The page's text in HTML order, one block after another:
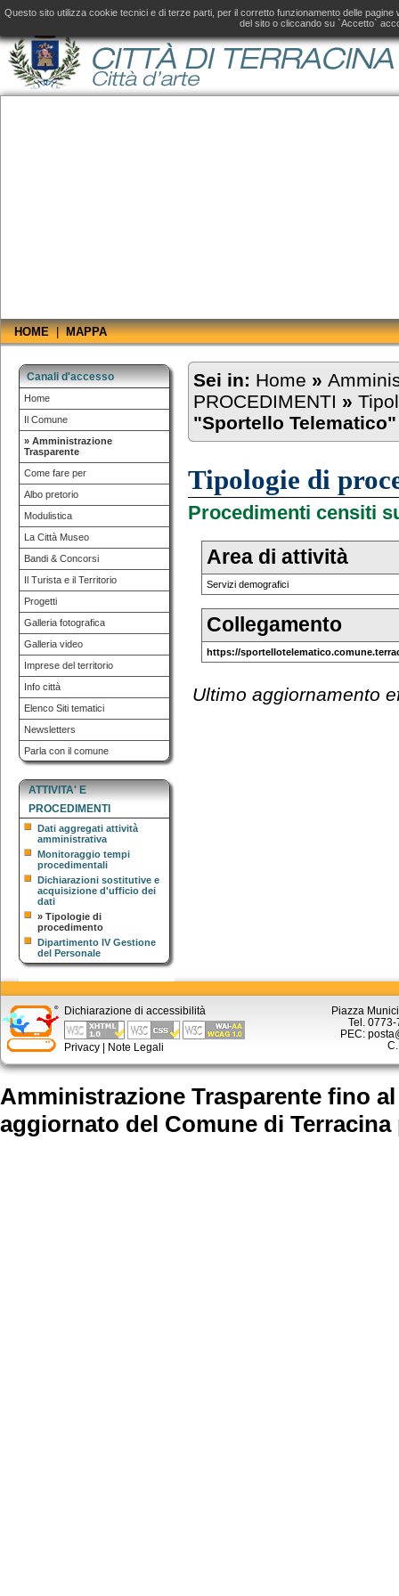
HOME|MAPPA
Canali d'accesso
Home
Il Comune
» Amministrazione
Trasparente
Come fare per
Albo pretorio
Modulistica
La Città Museo
Bandi & Concorsi
Il Turista e il Territorio
Progetti
Galleria fotografica
Galleria video
Imprese del territorio
Info città
Elenco Siti tematici
Newsletters
Parla con il comune
ATTIVITA' E
PROCEDIMENTI
Dati aggregati attività
amministrativa
Monitoraggio tempi
procedimentali
Dichiarazioni sostitutive e
acquisizione d'ufficio dei
dati
» Tipologie di
procedimento
Dipartimento IV Gestione
del Personale
Sei in: Home »
PROCEDIMENTI »
"Sportello Telematico"
Tipologie di
Procedimenti censiti
Area di attività
Servizi demografici
Collegamento
https://
Ultimo aggiornamento
Dichiarazione di accessibilità
Privacy | Note Legali
Piazza
Tel.
PEC:
Amministrazione Trasparente fino
aggiornato del Comune di
Questo sito utilizza cookie tecnici e di terze parti, per il corretto funzionamento delle
del sito o cliccando su `Accetto`